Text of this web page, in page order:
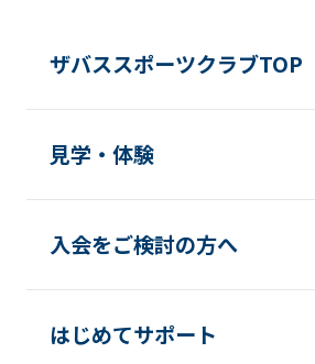
ザバススポーツクラブTOP
見学・体験
入会をご検討の方へ
はじめてサポート